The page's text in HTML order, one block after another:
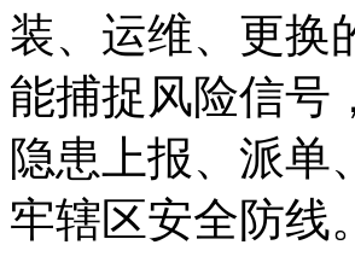
装、运维、更换
能捕捉风险信号
隐患上报、派单
牢辖区安全防线。